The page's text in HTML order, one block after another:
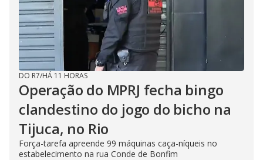
DO R7/HÁ 11 HORAS
Operação do MPRJ fecha bingo
clandestino do jogo do bicho na
Tijuca, no Rio
Força-tarefa apreende 99 máquinas caça-níqueis no
estabelecimento na rua Conde de Bonfim